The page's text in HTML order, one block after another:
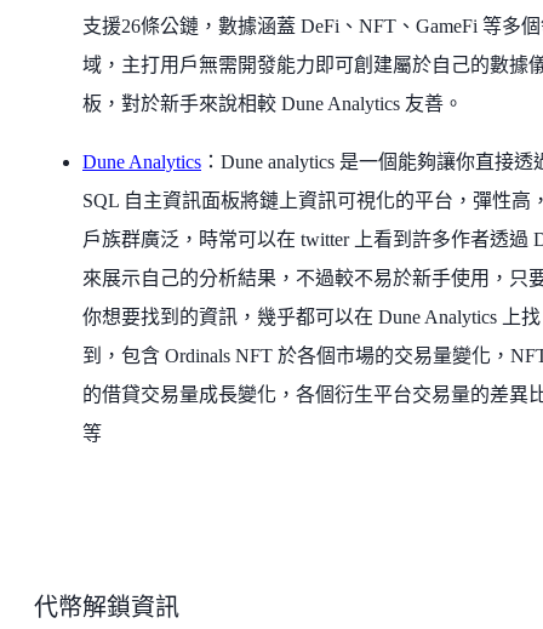
支援26條公鏈，數據涵蓋 DeFi、NFT、GameFi 等多
域，主打用戶無需開發能力即可創建屬於自己的數據
板，對於新手來說相較 Dune Analytics 友善。
Dune Analytics ：Dune analytics 是一個能夠讓你直接透
SQL 自主資訊面板將鏈上資訊可視化的平台，彈性高
戶族群廣泛，時常可以在 twitter 上看到許多作者透過
來展示自己的分析結果，不過較不易於新手使用，只
你想要找到的資訊，幾乎都可以在 Dune Analytics 上找
到，包含 Ordinals NFT 於各個市場的交易量變化，
的借貸交易量成長變化，各個衍生平台交易量的差異
等
代幣解鎖資訊